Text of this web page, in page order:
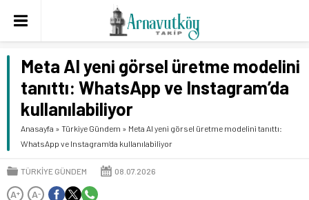
Meta AI yeni görsel üretme modelini
tanıttı: WhatsApp ve Instagram’da
kullanılabiliyor
Anasayfa » Türkiye Gündem » Meta AI yeni görsel üretme modelini tanıttı:
WhatsApp ve Instagram’da kullanılabiliyor
TÜRKIYE GÜNDEM 08.07.2026
A+ A-